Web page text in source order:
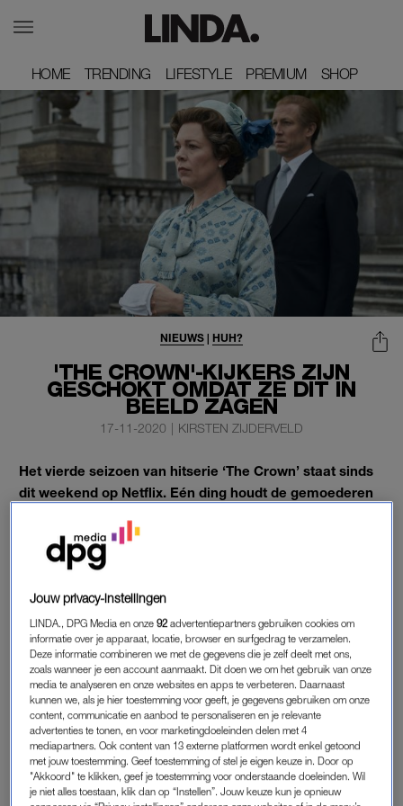
HOME
HOME TRENDING
TRENDING LIFESTYLE
LIFESTYLE PREMIUM
PREMIUM SHOP
SHOP
'THE CROWN'-KIJKERS ZIJN
GESCHOKT OMDAT ZE DÍT IN
BEELD ZAGEN
NIEUWS | HUH?
17-11-2020 | KIRSTEN ZIJDERVELD
Het vierde seizoen van hitserie ‘The Crown’ staat sinds
dit weekend op Netflix. Eén ding houdt de gemoederen
Spoiler alert: in dit artikel wordt iets genoemd dat in aflevering
drie te zien is, dus lees vooral niet verder als je dit nog niet wilt
weten.
Lees ook
Prinses Diana-actrice ‘The Crown’ onderkoeld na opname
zwembadscène
THE CROWN
Oké, waar we het over hebben is een muis (of is het een rat?).
Deze is al aan het begin van de derde aflevering vanseizoen
Jouw privacy-instellingen
LINDA., DPG Media en onze92 advertentiepartners gebruiken cookies om
informatie over je apparaat, locatie, browser en surfgedrag te verzamelen.
Deze informatie combineren we met de gegevens die je zelf deelt met ons,
zoals wanneer je een account aanmaakt. Dit doen we om het gebruik van onze
media te analyseren en onze websites en apps te verbeteren. Daarnaast
kunnen we, als je hier toestemming voor geeft, je gegevens gebruiken om onze
content, communicatie en aanbod te personaliseren en je relevante
advertenties te tonen, en voor marketingdoeleinden delen met 4
mediapartners. Ook content van 13 externe platformen wordt enkel getoond
met jouw toestemming. Geef toestemming of stel je eigen keuze in. Door op
"Akkoord" te klikken, geef je toestemming voor onderstaande doeleinden. Wil
je niet alles toestaan, klik dan op “Instellen”. Jouw keuze kun je opnieuw